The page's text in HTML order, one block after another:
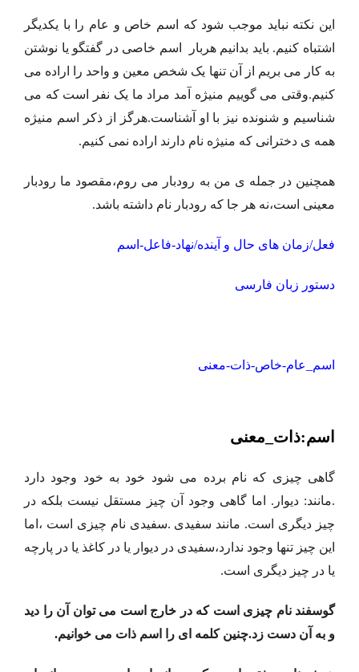
این نکته نباید موجب شود که اسم خاص و عام را با یکدیگر
اشتباه کنیم. باید بدانیم هربار اسم خاصی در گفتگو یا نوشتن
به کار می بریم از آن تنها یک شخص معین و واحد را اراده می
کنیم.وقتی می گوییم منیژه آمد مراد ما یک نفر است که می
شناسیم و شنونده نیز با او آشناست.هرگز از ذکر اسم منیژه
همه ی دخترانی که منیژه نام دارند اراده نمی کنیم.
همچنین در جمله ی من به رودبار می روم،مقصود ما رودبار
معینی است،نه هر جا که رودبار نام داشته باشد.
فعل/زمان های حال و آینده/نهاد-فاعل-اسم
دستور زبان فارسی
اسم_عام-خاص-ذات-معنی
اسم:ذات_معنی
گاهی چیزی که نام برده می شود خود به خود وجود دارد
.مانند: دیوار. اما گاهی وجود آن چیز مستقل نیست بلکه در
چیز دیگری است. مانند سفیدی .سفیدی نام چیزی است ،اما
این چیز تنها وجود ندارد،سفیدی در دیوار یا در کاغذ یا در پارچه
یا در چیز دیگری است.
گوسفند نام چیزی است که در خارج است می توان آن را دید
و به آن دست زد.چنین کلمه ای را اسم ذات می خوانیم.